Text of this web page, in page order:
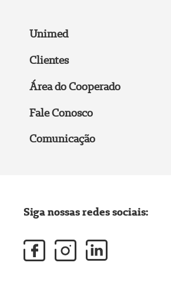
Unimed
Clientes
Área do Cooperado
Fale Conosco
Comunicação
Siga nossas redes sociais: